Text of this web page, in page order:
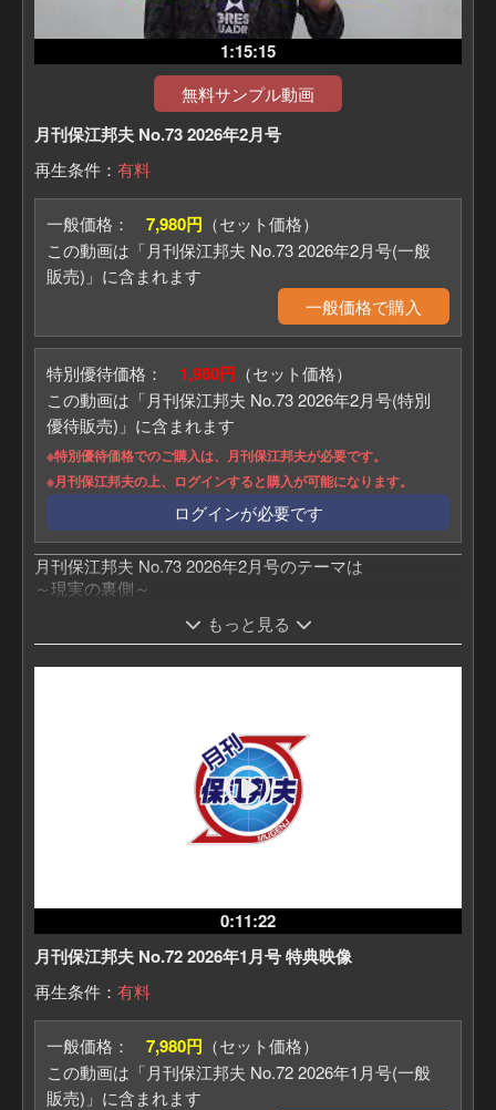
1:15:15
無料サンプル動画
月刊保江邦夫 No.73 2026年2月号
再生条件： 有料
一般価格： 7,980円 （セット価格）
この動画は「月刊保江邦夫 No.73 2026年2月号(一般
販売)」に含まれます
一般価格で購入
特別優待価格： 1,980円 （セット価格）
この動画は「月刊保江邦夫 No.73 2026年2月号(特別
優待販売)」に含まれます
※特別優待価格でのご購入は、月刊保江邦夫が必要です。
※月刊保江邦夫の上、ログインすると購入が可能になります。
ログインが必要です
月刊保江邦夫 No.73 2026年2月号のテーマは
～現実の裏側～
抽選お申込みは無料商品をSHOPにてお申込みくださ
https://mugenju.com/contents/?id=34339&mode=pd
お買い求めはこちら
完全解明!合気の起源: 高次元空間の物理が教
える究極の武術原理（BABジャパン）
もっと見る
0:11:22
月刊保江邦夫 No.72 2026年1月号 特典映像
再生条件： 有料
一般価格： 7,980円 （セット価格）
この動画は「月刊保江邦夫 No.72 2026年1月号(一般
販売)」に含まれます